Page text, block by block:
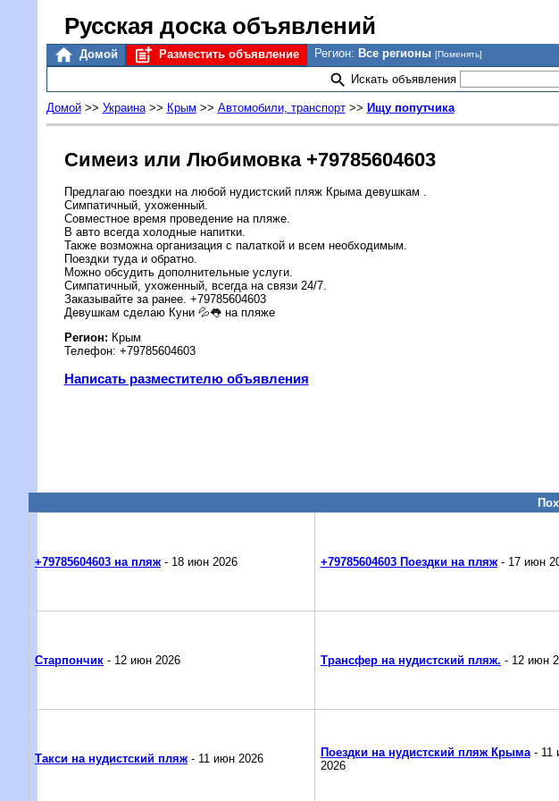
Русская доска объявлений
Домой Разместить объявление Регион: Все регионы [Поменять]
Искать объявления
Домой>> Украина>> Крым >> Автомобили, транспорт>> Ищу попутчика
Симеиз или Любимовка +79785604603
Предлагаю поездки на любой нудистский пляж Крыма девушкам .
Симпатичный, ухоженный.
Совместное время проведение на пляже.
В авто всегда холодные напитки.
Также возможна организация с палаткой и всем необходимым.
Поездки туда и обратно.
Можно обсудить дополнительные услуги.
Симпатичный, ухоженный, всегда на связи 24/7.
Заказывайте за ранее. +79785604603
Девушкам сделаю Куни 💦👅 на пляже
Регион: Крым
Телефон: +79785604603
Написать разместителю объявления
+79785604603 на пляж- 18 июн 2026 +79785604603 Поездки на пляж- 17 июн
Старпончик- 12 июн 2026 Трансфер на нудистский пляж. - 12 июн
Такси на нудистский пляж- 11 июн 2026 Поездки на нудистский пляж Крыма- 11
2026